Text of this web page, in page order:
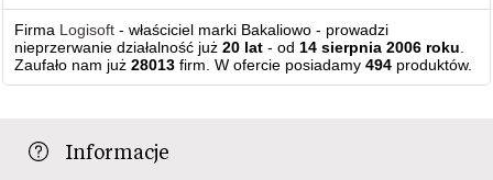
Firma Logisoft - właściciel marki Bakaliowo - prowadzi
nieprzerwanie działalność już20 lat - od 14 sierpnia 2006 roku
Zaufało nam już28013 firm. W ofercie posiadamy494 produktów.
Informacje